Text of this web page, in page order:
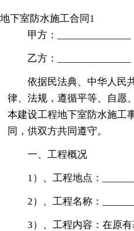
地下室防水施工合同1
甲方：______________
乙方：______________
依据民法典、中华人民
律、法规，遵循平等、自愿
本建设工程地下室防水施工
同，供双方共同遵守。
一、工程概况
1）、工程地点：
2）、工程名称：
3）、工程内容：在原